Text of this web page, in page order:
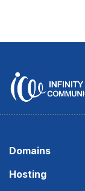
Domains
Hosting